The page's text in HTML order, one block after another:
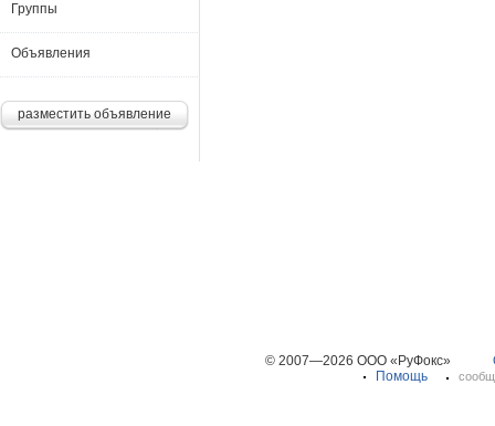
Группы
Объявления
разместить объявление
© 2007—2026 ООО «РуФокс»
Помощь